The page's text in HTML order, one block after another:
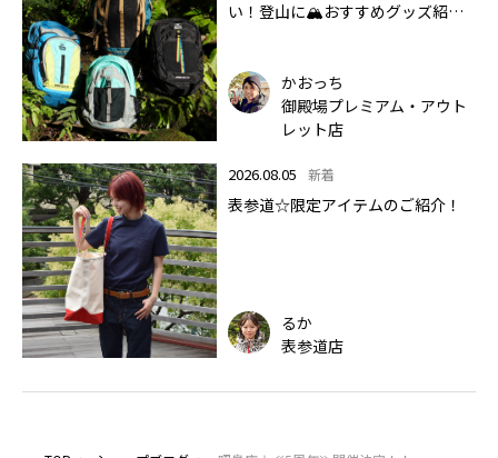
い！登山に🏔おすすめグッズ紹介
かおっち
御殿場プレミアム・アウト
レット店
2026.08.05 新着
表参道☆限定アイテムのご紹介！
るか
表参道店